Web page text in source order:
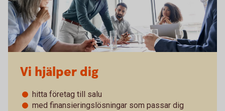
Vi hjälper dig
hitta företag till salu
med finansieringslösningar som passar dig